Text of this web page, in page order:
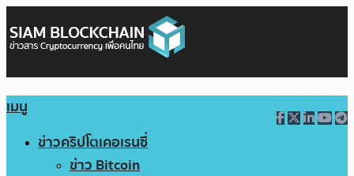
เมนู
ข่าวคริปโตเคอเรนซี่
ข่าว Bitcoin